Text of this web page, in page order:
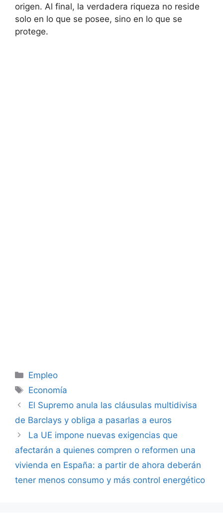
origen. Al final, la verdadera riqueza no reside
solo en lo que se posee, sino en lo que se
protege.
Categorías
Empleo
Etiquetas
Economía
El Supremo anula las cláusulas multidivisa
de Barclays y obliga a pasarlas a euros
La UE impone nuevas exigencias que
afectarán a quienes compren o reformen una
vivienda en España: a partir de ahora deberán
tener menos consumo y más control energético